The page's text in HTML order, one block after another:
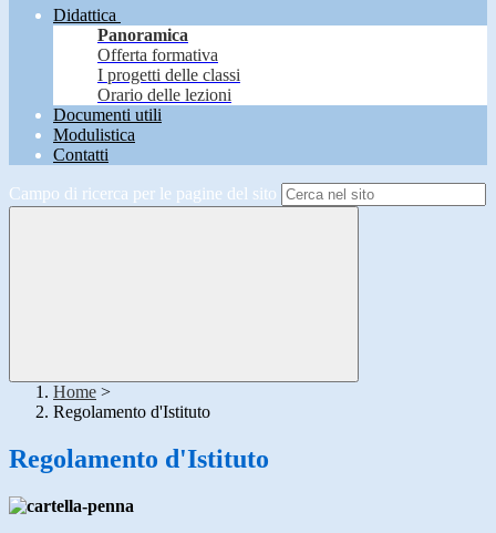
Didattica
Panoramica
Offerta formativa
I progetti delle classi
Orario delle lezioni
Documenti utili
Modulistica
Contatti
Campo di ricerca per le pagine del sito
Home >
Regolamento d'Istituto
Regolamento d'Istituto